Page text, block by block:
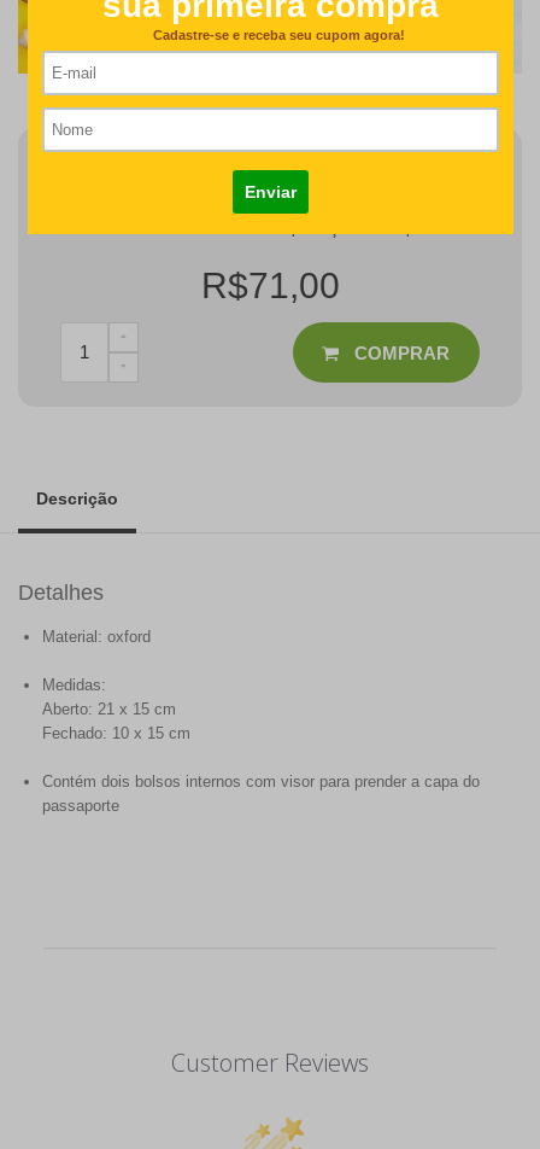
Finalizar Pedido
Detalhes como centralização e proporção de tamanho do
R$71,00
COMPRAR
Descrição
Detalhes
Material: oxford
Medidas:
Aberto: 21 x 15 cm
Fechado: 10 x 15 cm
Contém dois bolsos internos com visor para prender a capa do
passaporte
Customer Reviews